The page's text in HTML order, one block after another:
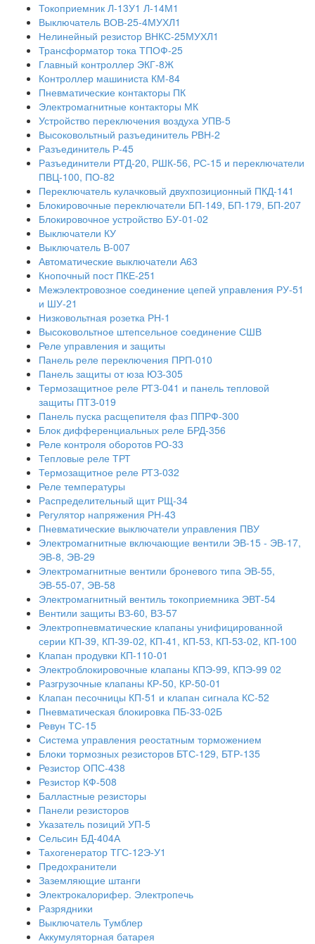
Токоприемник Л-13У1 Л-14М1
Выключатель ВОВ-25-4МУХЛ1
Нелинейный резистор ВНКС-25МУХЛ1
Трансформатор тока ТПОФ-25
Главный контроллер ЭКГ-8Ж
Контроллер машиниста КМ-84
Пневматические контакторы ПК
Электромагнитные контакторы МК
Устройство переключения воздуха УПВ-5
Высоковольтный разъединитель РВН-2
Разъединитель Р-45
Разъединители РТД-20, РШК-56, РС-15 и переключатели
ПВЦ-100, ПО-82
Переключатель кулачковый двухпозиционный ПКД-141
Блокировочные переключатели БП-149, БП-179, БП-207
Блокировочное устройство БУ-01-02
Выключатели КУ
Выключатель В-007
Автоматические выключатели А63
Кнопочный пост ПКЕ-251
Межэлектровозное соединение цепей управления РУ-51
и ШУ-21
Низковольтная розетка РН-1
Высоковольтное штепсельное соединение СШВ
Реле управления и защиты
Панель реле переключения ПРП-010
Панель защиты от юза ЮЗ-305
Термозащитное реле РТЗ-041 и панель тепловой
защиты ПТЗ-019
Панель пуска расщепителя фаз ППРФ-300
Блок дифференциальных реле БРД-356
Реле контроля оборотов РО-33
Тепловые реле ТРТ
Термозащитное реле РТЗ-032
Реле температуры
Распределительный щит РЩ-34
Регулятор напряжения РН-43
Пневматические выключатели управления ПВУ
Электромагнитные включающие вентили ЭВ-15 - ЭВ-17,
ЭВ-8, ЭВ-29
Электромагнитные вентили броневого типа ЭВ-55,
ЭВ-55-07, ЭВ-58
Электромагнитный вентиль токоприемника ЭВТ-54
Вентили защиты ВЗ-60, ВЗ-57
Электропневматические клапаны унифицированной
серии КП-39, КП-39-02, КП-41, КП-53, КП-53-02, КП-100
Клапан продувки КП-110-01
Электроблокировочные клапаны КПЭ-99, КПЭ-99 02
Разгрузочные клапаны КР-50, КР-50-01
Клапан песочницы КП-51 и клапан сигнала КС-52
Пневматическая блокировка ПБ-33-02Б
Ревун ТС-15
Система управления реостатным торможением
Блоки тормозных резисторов БТС-129, БТР-135
Резистор ОПС-438
Резистор КФ-508
Балластные резисторы
Панели резисторов
Указатель позиций УП-5
Сельсин БД-404А
Тахогенератор ТГС-12Э-У1
Предохранители
Заземляющие штанги
Электрокалорифер. Электропечь
Разрядники
Выключатель Тумблер
Аккумуляторная батарея